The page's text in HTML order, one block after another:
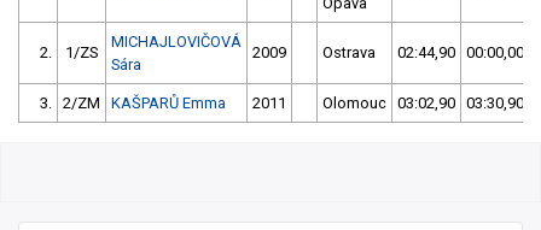
2. 1/ZS
MICHAJLOVIČOVÁ
Sára
2009 Ostrava 02:44,90 00:00,00
3. 2/ZM KAŠPARŮ Emma 2011 Olomouc 03:02,90 03:30,90